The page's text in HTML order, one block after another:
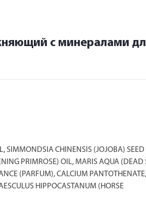
с минералами
SIMMONDSIA CHINENSIS (JOJOBA) SEED
PRIMROSE) OIL, MARIS AQUA (DEAD
(PARFUM), CALCIUM PANTOTHENATE,
HIPPOCASTANUM (HORSE